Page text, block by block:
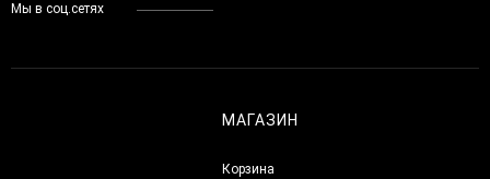
Мы в соц.сетях
МАГАЗИН
Корзина